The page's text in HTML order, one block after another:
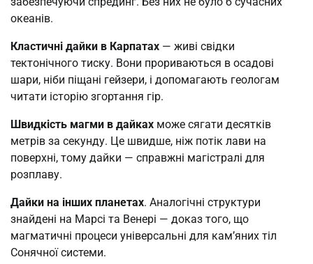
океанів.
Кластичні дайки в Карпатах — живі свідки
тектонічного тиску. Вони прориваються в осадові
шари, ніби піщані гейзери, і допомагають геологам
читати історію згортання гір.
Швидкість магми в дайках може сягати десятків
метрів за секунду. Це швидше, ніж потік лави на
поверхні, тому дайки — справжні магістралі для
розплаву.
Дайки на інших планетах. Аналогічні структури
знайдені на Марсі та Венері — доказ того, що
магматичні процеси універсальні для кам’яних тіл
Сонячної системи.